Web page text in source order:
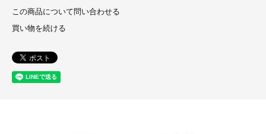
この商品について問い合わせる
買い物を続ける